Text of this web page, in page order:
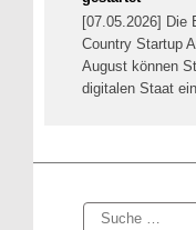
[07.05.2026] Die
Country Startup
August können
digitalen Staat
Suche